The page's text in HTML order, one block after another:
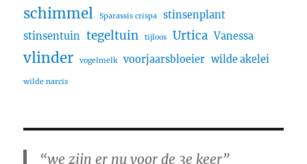
schimmel Sparassis crispa
stinsenplant
stinsentuin tegeltuin tijloos Urtica Vanessa
vlinder vogelmelk voorjaarsbloeier wilde akelei
wilde narcis
“we zijn er nu voor de 3e keer”